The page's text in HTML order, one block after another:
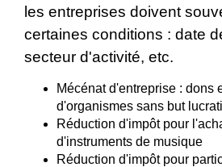
les entreprises doivent
certaines conditions : date
secteur d'activité, etc.
Mécénat d'entreprise : dons
d'organismes sans but
Réduction d'impôt pour
d'instruments de musique
Réduction d'impôt pour